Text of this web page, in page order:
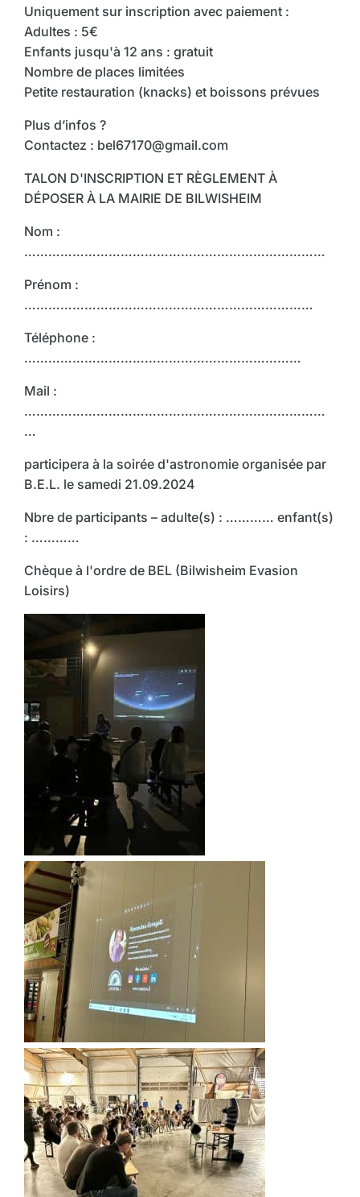
Uniquement sur inscription avec paiement :
Adultes : 5€
Enfants jusqu'à 12 ans : gratuit
Nombre de places limitées
Petite restauration (knacks) et boissons prévues
Plus d’infos ?
Contactez : bel67170@gmail.com
TALON D'INSCRIPTION ET RÈGLEMENT À
DÉPOSER À LA MAIRIE DE BILWISHEIM
Nom :
…………………………………………………………………
Prénom :
………………………………………………………………
Téléphone :
……………………………………………………………
Mail :
…………………………………………………………………
…
participera à la soirée d'astronomie organisée par
B.E.L. le samedi 21.09.2024
Nbre de participants – adulte(s) : ………… enfant(s)
: …………
Chèque à l'ordre de BEL (Bilwisheim Evasion
Loisirs)